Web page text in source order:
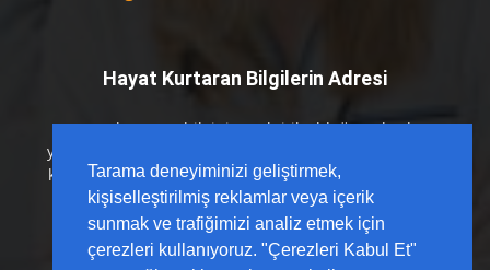
Hayat Kurtaran Bilgilerin Adresi
Hayat kurtaran bilginin en kritik olduğu anlarda
yanınızdayız. Acil Çalışanları platformu olarak; sahada
karşılığı olan, güncel kılavuzlarla desteklenmiş ve hızlı
erişilebilir içerikleri sizlerle buluşturuyoruz.
Tarama deneyiminizi geliştirmek,
kişiselleştirilmiş reklamlar veya içerik
sunmak ve trafiğimizi analiz etmek için
çerezleri kullanıyoruz. "Çerezleri Kabul Et"